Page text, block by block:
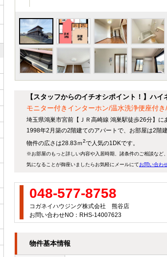
【スタッフからのイチオシポイント！】ハイ
モニター付きインターホン/温水洗浄便座付き/
埼玉県鴻巣市宮前【ＪＲ高崎線 鴻巣駅徒歩26分】に
1998年2月築の2階建てのアパートで、お部屋は2階
物件の広さは28.83ｍ2で人気の1DKです。
※お部屋のもっと詳しい内容や入居時期、諸条件のご相談など
気になることが御座いましたらお気軽にメールにてお問い合わ
048-577-8758
コガネイハウジング株式会社 熊谷店
お問い合わせNO：RHS-14007623
物件基本情報